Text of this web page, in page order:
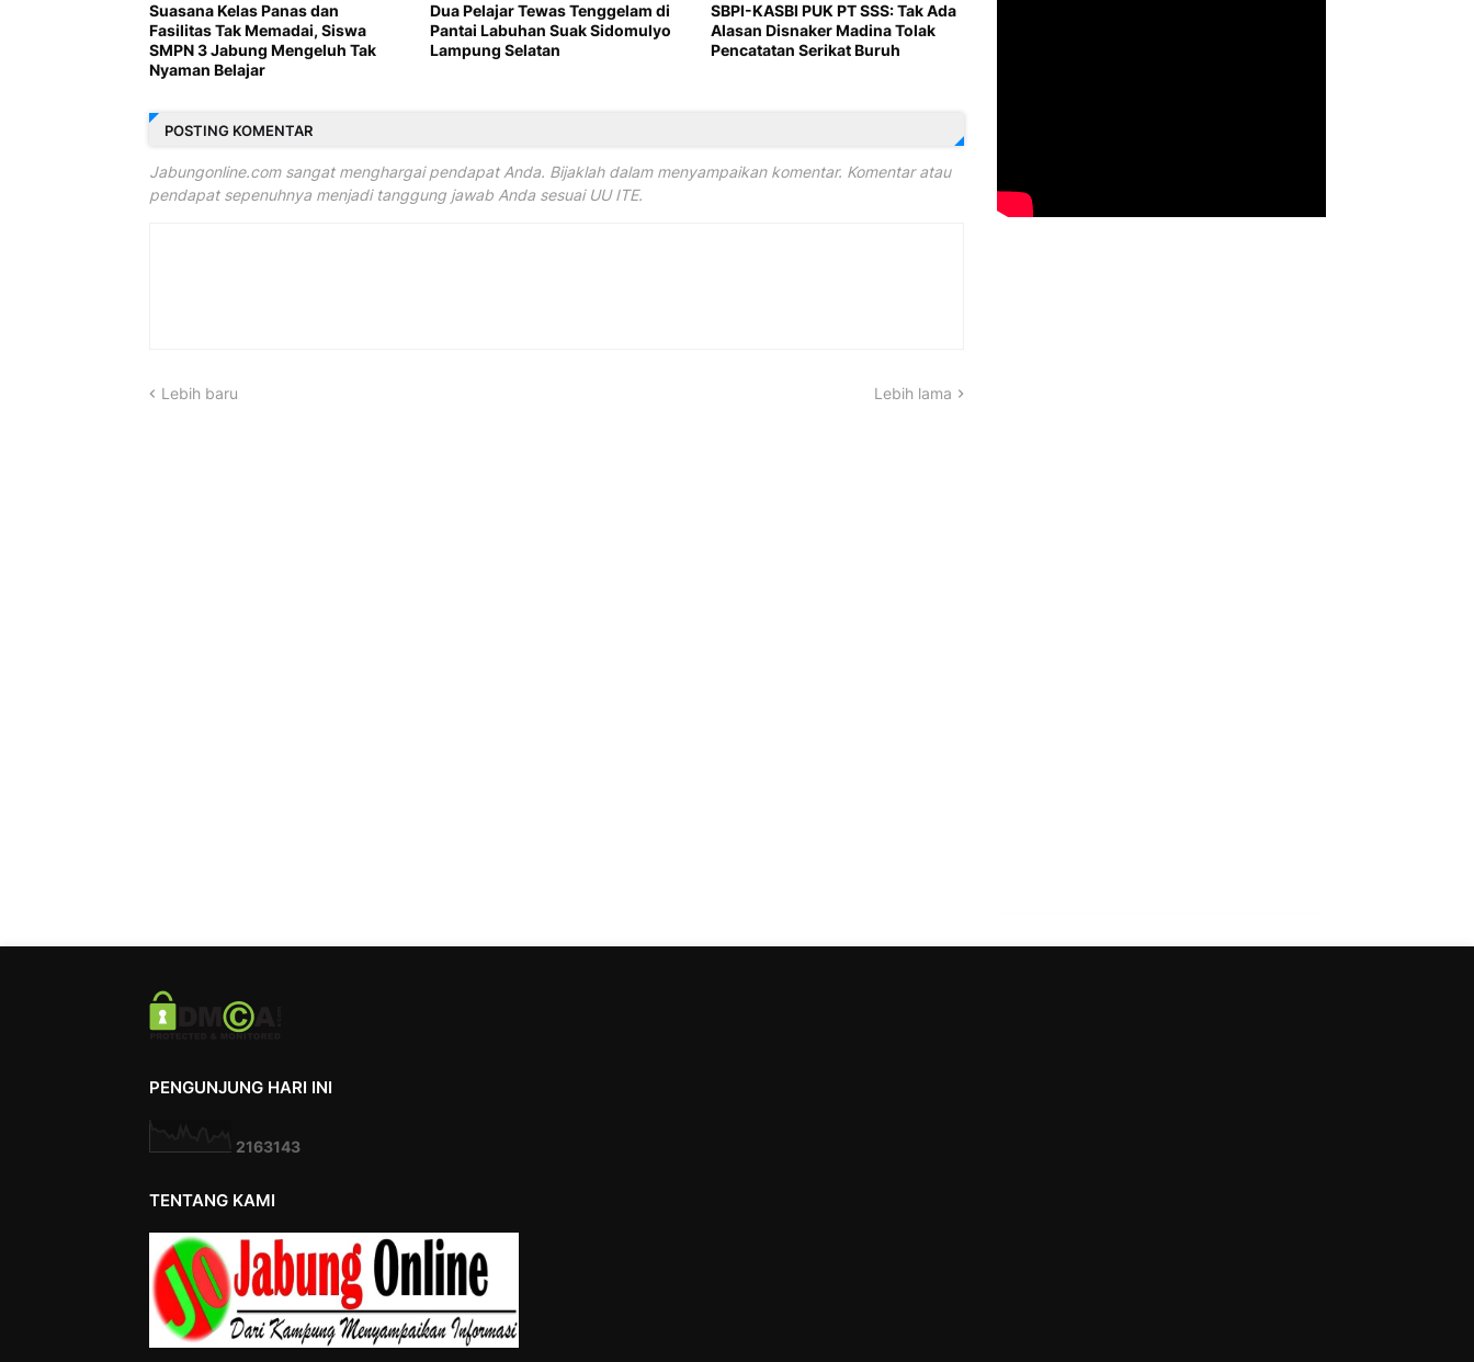
Suasana Kelas Panas dan
Fasilitas Tak Memadai, Siswa
SMPN 3 Jabung Mengeluh Tak
Nyaman Belajar
Dua Pelajar Tewas Tenggelam di
Pantai Labuhan Suak Sidomulyo
Lampung Selatan
SBPI-KASBI PUK PT SSS: Tak Ada
Alasan Disnaker Madina Tolak
Pencatatan Serikat Buruh
POSTING KOMENTAR
Jabungonline.com sangat menghargai pendapat Anda. Bijaklah dalam menyampaikan komentar. Komentar atau
pendapat sepenuhnya menjadi tanggung jawab Anda sesuai UU ITE.
Lebih baru Lebih lama
PENGUNJUNG HARI INI
2163143
TENTANG KAMI